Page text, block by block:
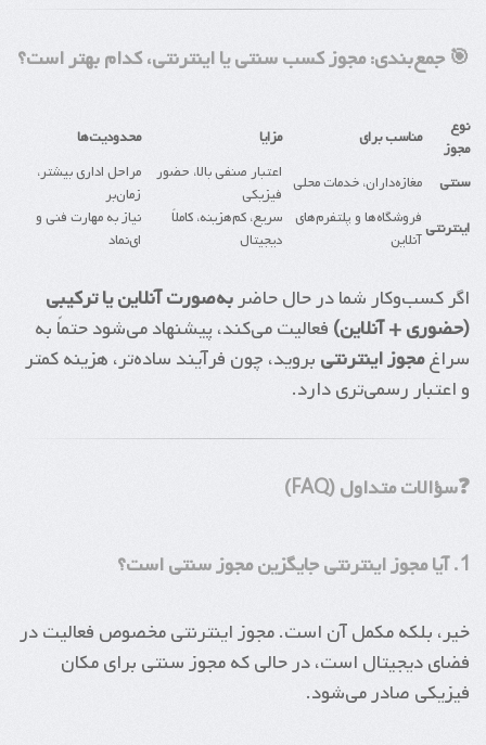
🎯 جمع‌بندی: مجوز کسب سنتی یا اینترنتی، کدام بهتر است؟
نوع
مجوز
مناسب برای مزایا محدودیت‌ها
سنتی مغازه‌داران، خدمات محلی اعتبار صنفی بالا، حضور
فیزیکی
مراحل اداری بیشتر،
زمان‌بر
اینترنتی فروشگاه‌ها و پلتفرم‌های
آنلاین
سریع، کم‌هزینه، کاملاً
دیجیتال
نیاز به مهارت فنی و
ای‌نماد
اگر کسب‌وکار شما در حال حاضربه‌صورت آنلاین یا ترکیبی
(حضوری + آنلاین) فعالیت می‌کند، پیشنهاد می‌شود حتماً به
سراغمجوز اینترنتی بروید، چون فرآیند ساده‌تر، هزینه کمتر
و اعتبار رسمی‌تری دارد.
❓سؤالات متداول (FAQ)
1. آیا مجوز اینترنتی جایگزین مجوز سنتی است؟
خیر، بلکه مکمل آن است. مجوز اینترنتی مخصوص فعالیت در
فضای دیجیتال است، در حالی که مجوز سنتی برای مکان
فیزیکی صادر می‌شود.